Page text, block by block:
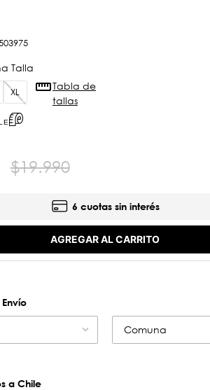
XL
Tabla de
tallas
$19.990
6 cuotas sin interés
AGREGAR AL CARRITO
Comuna
a Chile